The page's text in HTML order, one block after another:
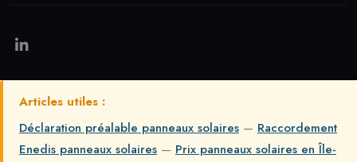
Articles utiles :
Déclaration préalable panneaux solaires — Raccordement
Enedis panneaux solaires — Prix panneaux solaires en Île-